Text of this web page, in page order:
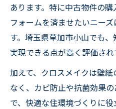
あります。特に中古物件の
フォームを済ませたいニー
す。埼玉県草加市小山でも
実現できる点が高く評価され
加えて、クロスメイクは壁
なく、カビ防止や抗菌効果
で、快適な住環境づくりに